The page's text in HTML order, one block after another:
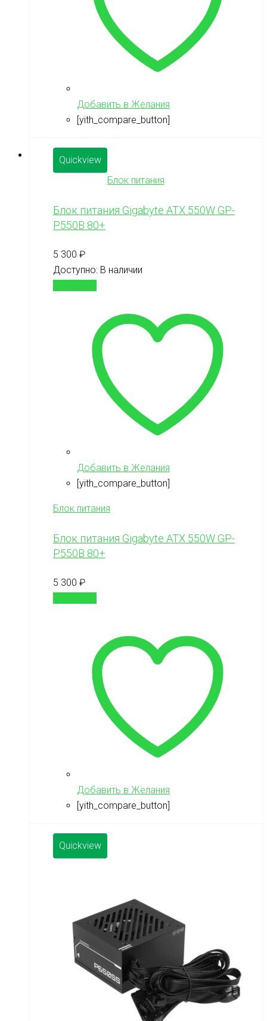
Добавить в Желания
[yith_compare_button]
Quickview
Блок питания
Блок питания Gigabyte ATX 550W GP-
P550B 80+
5 300 ₽
Доступно: В наличии
Добавить в Желания
[yith_compare_button]
Блок питания
Блок питания Gigabyte ATX 550W GP-
P550B 80+
5 300 ₽
Добавить в Желания
[yith_compare_button]
Quickview